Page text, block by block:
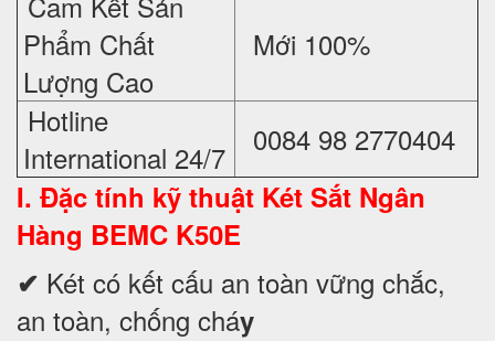
Phẩm Chất
Lượng Cao
Mới 100%
Hotline
International 24/7
0084 98 2770404
I. Đặc tính kỹ thuật Két Sắt Ngân
Hàng BEMC K50E
✔ Két có kết cấu an toàn vững chắc,
an toàn, chống cháy